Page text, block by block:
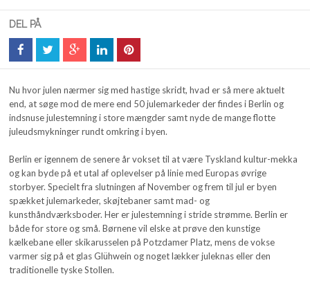
DEL PÅ
Nu hvor julen nærmer sig med hastige skridt, hvad er så mere aktuelt
end, at søge mod de mere end 50 julemarkeder der findes i Berlin og
indsnuse julestemning i store mængder samt nyde de mange flotte
juleudsmykninger rundt omkring i byen.
Berlin er igennem de senere år vokset til at være Tyskland kultur-mekka
og kan byde på et utal af oplevelser på linie med Europas øvrige
storbyer. Specielt fra slutningen af November og frem til jul er byen
spækket julemarkeder, skøjtebaner samt mad- og
kunsthåndværksboder. Her er julestemning i stride strømme. Berlin er
både for store og små. Børnene vil elske at prøve den kunstige
kælkebane eller skikarusselen på Potzdamer Platz, mens de vokse
varmer sig på et glas Glühwein og noget lækker juleknas eller den
traditionelle tyske Stollen.